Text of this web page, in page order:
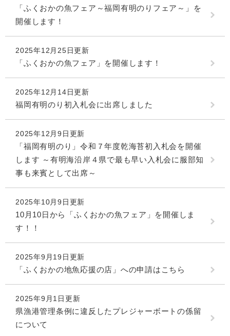
「ふくおかの魚フェア～福岡有明のりフェア～」を
開催します！
2025年12月25日更新
「ふくおかの魚フェア」を開催します！
2025年12月14日更新
福岡有明のり初入札会に出席しました
2025年12月9日更新
「福岡有明のり」令和７年度乾海苔初入札会を開催
します ～有明海沿岸４県で最も早い入札会に服部知
事も来賓として出席～
2025年10月9日更新
10月10日から「ふくおかの魚フェア」を開催しま
す！！
2025年9月19日更新
「ふくおかの地魚応援の店」への申請はこちら
2025年9月1日更新
県漁港管理条例に違反したプレジャーボートの係留
について